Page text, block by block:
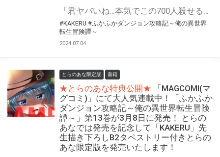
#KAKERU #ふかふかダンジョン攻略記～俺の異世界
転生冒険譚～
2024.07.04
とらのあな限定版 書籍
★とらのあな特典公開★
「MAGCOMI(マ
グコミ)」にて大人気連載中！「ふかふか
ダンジョン攻略記～俺の異世界転生冒険
譚～」第13巻が3月8日に発売！ とらの
あなでは発売を記念して「KAKERU」先
生描き下ろしB2タペストリー付きとらの
あな限定版を発売いたします！